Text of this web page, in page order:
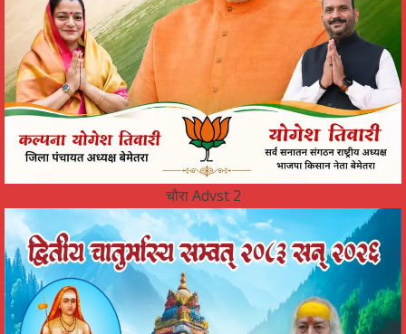
चौरा Advst 2